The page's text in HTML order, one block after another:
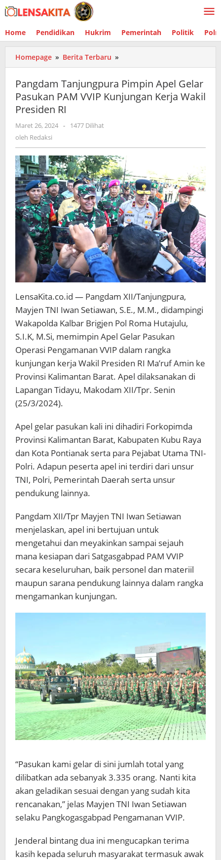
Lewati
ke
Home Pendidikan Hukrim Pemerintah Politik
Homepage » Berita Terbaru »
Tanjungpura
Pimpin
Apel
Gelar
Kerja
Wakil
Presiden
RI
Pangdam Tanjungpura Pimpin Apel Gelar
Pasukan PAM VVIP Kunjungan Kerja Wakil
Presiden RI
Maret 26, 2024 oleh
-
1477 Dilihat
oleh Redaksi
LensaKita.co.id — Pangdam XII/Tanjungpura,
Mayjen TNI Iwan Setiawan, S.E., M.M., didampingi
Wakapolda Kalbar Brigjen Pol Roma Hutajulu,
S.I.K, M.Si, memimpin Apel Gelar Pasukan
Operasi Pengamanan VVIP dalam rangka
kunjungan kerja Wakil Presiden RI Ma’ruf Amin ke
Provinsi Kalimantan Barat. Apel dilaksanakan di
Lapangan Tidayu, Makodam XII/Tpr. Senin
(25/3/2024).
Apel gelar pasukan kali ini dihadiri Forkopimda
Provinsi Kalimantan Barat, Kabupaten Kubu Raya
dan Kota Pontianak serta para Pejabat Utama TNI-
Polri. Adapun peserta apel ini terdiri dari unsur
TNI, Polri, Pemerintah Daerah serta unsur
pendukung lainnya.
Pangdam XII/Tpr Mayjen TNI Iwan Setiawan
menjelaskan, apel ini bertujuan untuk
mengetahui dan meyakinkan sampai sejauh
mana kesiapan dari Satgasgabpad PAM VVIP
secara keseluruhan, baik personel dan materiil
maupun sarana pendukung lainnya dalam rangka
mengamankan kunjungan.
“Pasukan kami gelar di sini jumlah total yang
dilibatkan ada sebanyak 3.335 orang. Nanti kita
akan geladikan sesuai dengan yang sudah kita
rencanakan,” jelas Mayjen TNI Iwan Setiawan
selaku Pangkogasgabpad Pengamanan VVIP.
Jenderal bintang dua ini mengucapkan terima
kasih kepada seluruh masyarakat termasuk awak